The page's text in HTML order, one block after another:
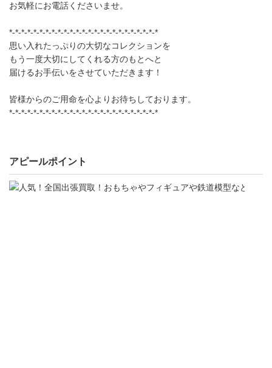
お気軽にお電話くださいませ。
*-*-*-*-*-*-*-*-*-*-*-*-*-*-*-*-*-*-*-*-*-*-*-*-*
思い入れたっぷりの大切なコレクションを
もう一度大切にしてくれる方のもとへと
届けるお手伝いをさせていただきます！
皆様からのご用命を心よりお待ちしております。
*-*-*-*-*-*-*-*-*-*-*-*-*-*-*-*-*-*-*-*-*-*-*-*-*
アピールポイント